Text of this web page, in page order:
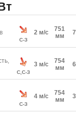
С-З
2 м/с
751
мм
С,С-З
3 м/с
754
мм
С-З
4 м/с
754
мм